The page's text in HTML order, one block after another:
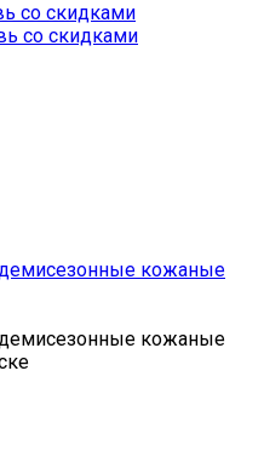
со скидками
со скидками
кожаные
кожаные